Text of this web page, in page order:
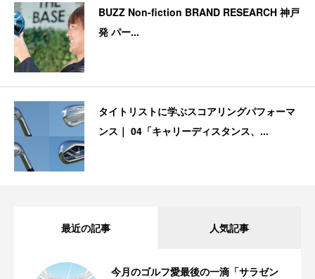
BUZZ Non-fiction BRAND RESEARCH 神戸
発 パー...
タイトリストに学ぶスコアリングパフォーマ
ンス｜ 04「キャリーディスタンス、...
最近の記事 人気記事
今月のゴルフ愛最後の一滴「サラゼン